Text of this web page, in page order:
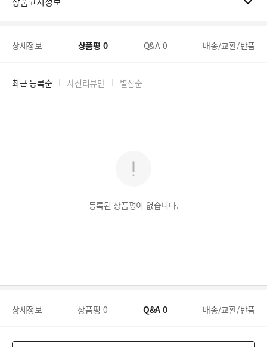
상세정보 상품평 0 Q&A 0 배송/교환/반품
최근 등록순 사진리뷰만 별점순
등록된 상품평이 없습니다.
상세정보 상품평 0 Q&A 0 배송/교환/반품